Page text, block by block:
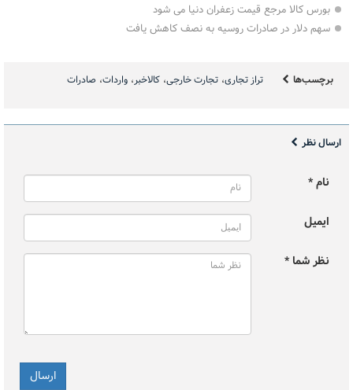
بورس کالا مرجع قیمت زعفران دنیا می شود
سهم دلار در صادرات روسیه به نصف کاهش یافت
برچسب‌ها تراز تجاری تجارت خارجی کالاخبر واردات صادرات
ارسال نظر
نام *
ایمیل
نظر شما *